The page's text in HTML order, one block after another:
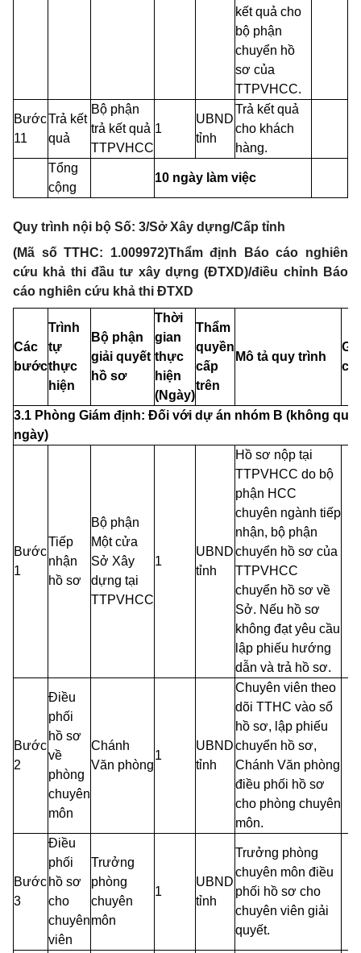
kết quả cho
bộ phận
chuyển hồ
sơ của
TTPVHCC.
Bước
11
Trả kết
quả
Bộ phận
trả kết quả
TTPVHCC
1
UBND
tỉnh
Trả kết quả
cho khách
hàng.
Tổng
cộng
10 ngày làm việc
Quy trình nội bộ Số: 3/Sở Xây dựng/Cấp tỉnh
(Mã số TTHC: 1.009972)Thẩm định Báo cáo nghiên
cứu khả thi đầu tư xây dựng (ĐTXD)/điều chỉnh Báo
cáo nghiên cứu khả thi ĐTXD
Các
bước
Trình
tự
thực
hiện
Bộ phận
giải quyết
hồ sơ
Thời
gian
thực
hiện
(Ngày)
Thẩm
quyền
cấp
trên
Mô tả quy trình
3.1 Phòng Giám định: Đối với dự án nhóm B (không quá
ngày)
Bước
1
Tiếp
nhận
hồ sơ
Bộ phận
Một cửa
Sở Xây
dựng tại
TTPVHCC
1
UBND
tỉnh
Hồ sơ nộp tại
TTPVHCC do bộ
phận HCC
chuyên ngành tiếp
nhận, bộ phận
chuyển hồ sơ của
TTPVHCC
chuyển hồ sơ về
Sở. Nếu hồ sơ
không đạt yêu cầu
lập phiếu hướng
dẫn và trả hồ sơ.
Bước
2
Điều
phối
hồ sơ
về
phòng
chuyên
môn
Chánh
Văn phòng
1
UBND
tỉnh
Chuyên viên theo
dõi TTHC vào sổ
hồ sơ, lập phiếu
chuyển hồ sơ,
Chánh Văn phòng
điều phối hồ sơ
cho phòng chuyên
môn.
Bước
3
Điều
phối
hồ sơ
cho
chuyên
viên
Trưởng
phòng
chuyên
môn
1
UBND
tỉnh
Trưởng phòng
chuyên môn điều
phối hồ sơ cho
chuyên viên giải
quyết.